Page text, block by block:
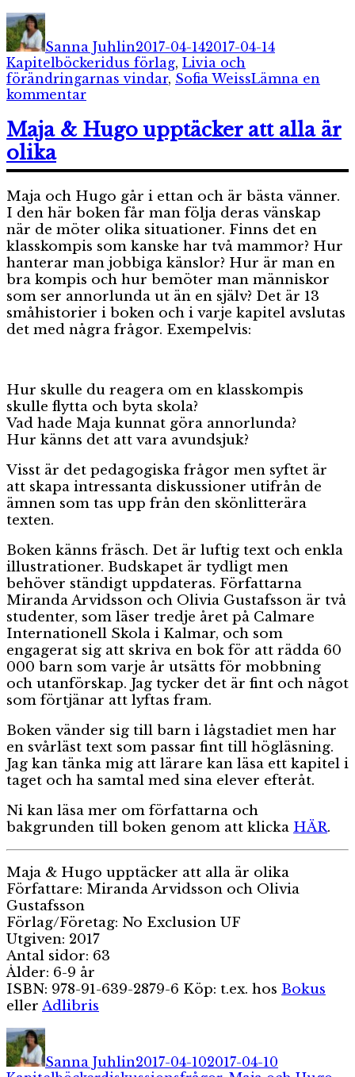
Författare
Sanna Juhlin2017-04-142017-04-14
KapitelböckerEtiketter
idus förlag, Livia och
förändringarnas vindar, Sofia WeissLämna en
kommentartill
och
förändringarnas
Maja & Hugo upptäcker att alla är
olika
Maja och Hugo går i ettan och är bästa vänner.
I den här boken får man följa deras vänskap
när de möter olika situationer. Finns det en
klasskompis som kanske har två mammor? Hur
hanterar man jobbiga känslor? Hur är man en
bra kompis och hur bemöter man människor
som ser annorlunda ut än en själv? Det är 13
småhistorier i boken och i varje kapitel avslutas
det med några frågor. Exempelvis:
Hur skulle du reagera om en klasskompis
skulle flytta och byta skola?
Vad hade Maja kunnat göra annorlunda?
Hur känns det att vara avundsjuk?
Visst är det pedagogiska frågor men syftet är
att skapa intressanta diskussioner utifrån de
ämnen som tas upp från den skönlitterära
texten.
Boken känns fräsch. Det är luftig text och enkla
illustrationer. Budskapet är tydligt men
behöver ständigt uppdateras. Författarna
Miranda Arvidsson och Olivia Gustafsson är två
studenter, som läser tredje året på Calmare
Internationell Skola i Kalmar, och som
engagerat sig att skriva en bok för att rädda 60
000 barn som varje år utsätts för mobbning
och utanförskap. Jag tycker det är fint och något
som förtjänar att lyftas fram.
Boken vänder sig till barn i lågstadiet men har
en svårläst text som passar fint till högläsning.
Jag kan tänka mig att lärare kan läsa ett kapitel i
taget och ha samtal med sina elever efteråt.
Ni kan läsa mer om författarna och
bakgrunden till boken genom att klicka HÄR.
Maja & Hugo upptäcker att alla är olika
Författare: Miranda Arvidsson och Olivia
Gustafsson
Förlag/Företag: No Exclusion UF
Utgiven: 2017
Antal sidor: 63
Ålder: 6-9 år
ISBN: 978-91-639-2879-6 Köp: t.ex. hos Bokus
eller Adlibris
Författare
Sanna Juhlin2017-04-102017-04-10